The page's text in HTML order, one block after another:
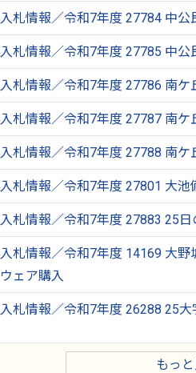
入札情報／令和7年度 27784 中
入札情報／令和7年度 27785 中
入札情報／令和7年度 27786 南
入札情報／令和7年度 27787 南
入札情報／令和7年度 27788 南
入札情報／令和7年度 27801 大池
入札情報／令和7年度 27883 25日
入札情報／令和7年度 14169 大
ウェア購入
入札情報／令和7年度 26288 25
もっ